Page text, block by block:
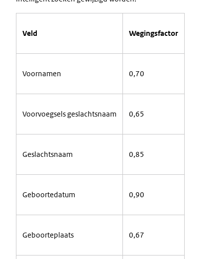
Veld Wegingsfactor
Voornamen 0,70
Voorvoegselsgeslachtsnaam 0,65
Geslachtsnaam 0,85
Geboortedatum 0,90
Geboorteplaats 0,67